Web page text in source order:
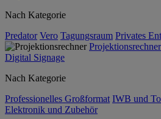
Nach Kategorie
Predator Vero Tagungsraum Privates
Projektionsrechner
Digital Signage
Nach Kategorie
Professionelles Großformat IWB und
Elektronik und Zubehör